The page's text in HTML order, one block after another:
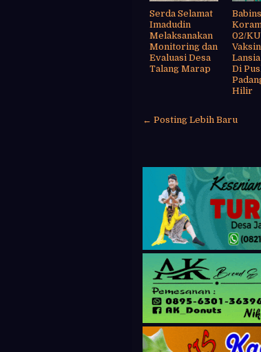
Serda Selamat
Imadudin
Melaksanakan
Monitoring dan
Evaluasi Desa
Talang Marap
02/
Di
Hilir
← Posting Lebih Baru